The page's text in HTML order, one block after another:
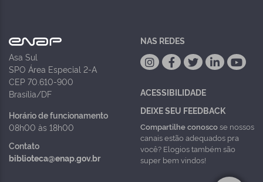
Asa Sul
SPO Área Especial 2-A
CEP 70.610-900
Brasília/DF
Horário de funcionamento
08h00 às 18h00
Contato
biblioteca@enap.gov.br
NAS REDES
ACESSIBILIDADE
DEIXE SEU FEEDBACK
Compartilhe conoscose nossos
canais estão adequados pra
você? Elogios também são
super bem vindos!